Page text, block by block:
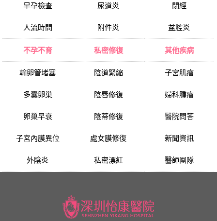
早孕檢查
人流時間
尿道炎
附件炎
閉經
盆腔炎
不孕不育
輸卵管堵塞
多囊卵巢
卵巢早衰
子宮內膜異位
外陰炎
私密修復
陰道緊縮
陰唇修復
陰蒂修復
處女膜修復
私密漂紅
其他疾病
子宮肌瘤
婦科腫瘤
醫院問答
新聞資訊
醫師團隊